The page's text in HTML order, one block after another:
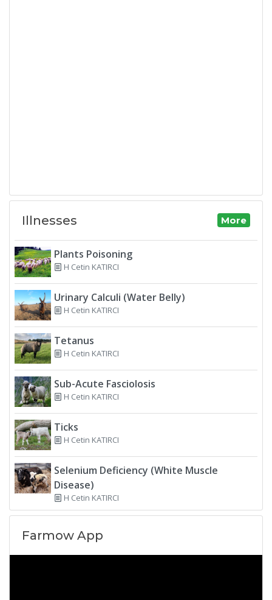
Illnesses More
Plants Poisoning
H Cetin KATIRCI
Urinary Calculi (Water Belly)
H Cetin KATIRCI
Tetanus
H Cetin KATIRCI
Sub-Acute Fasciolosis
H Cetin KATIRCI
Ticks
H Cetin KATIRCI
Selenium Deficiency (White Muscle
Disease)
H Cetin KATIRCI
Farmow App